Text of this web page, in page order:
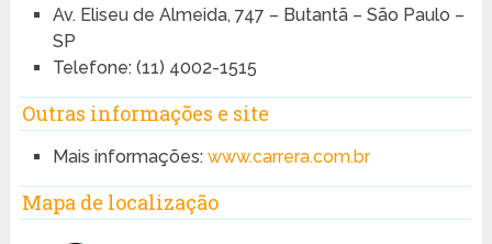
Av. Eliseu de Almeida, 747 – Butantã – São Paulo –
SP
Telefone: (11) 4002-1515
Outras informações e site
Mais informações: www.carrera.com.br
Mapa de localização